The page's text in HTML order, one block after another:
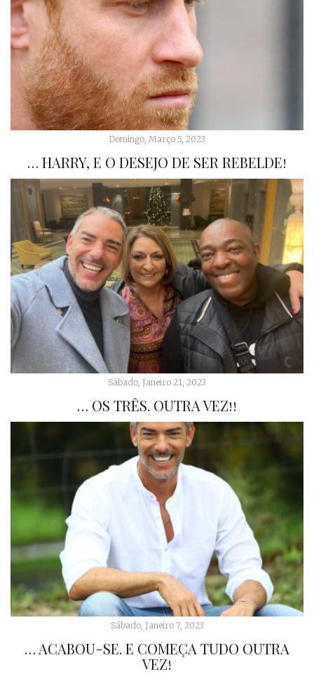
Domingo, Março 5, 2023
… HARRY, E O DESEJO DE SER REBELDE!
Sábado, Janeiro 21, 2023
… OS TRÊS. OUTRA VEZ!!
Sábado, Janeiro 7, 2023
… ACABOU-SE. E COMEÇA TUDO OUTRA
VEZ!